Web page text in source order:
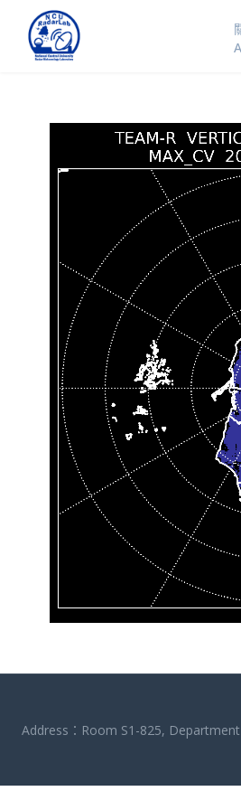
Address：Room S1-825,